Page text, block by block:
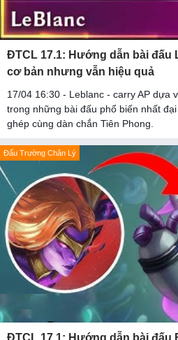
ĐTCL 17.1: Hướng dẫn bài đấu
cơ bản nhưng vẫn hiệu quả
17/04 16:30 - Leblanc - carry AP dựa
trong những bài đấu phổ biến nhất
ghép cùng dàn chắn Tiên Phong.
Đấu Trường Chân Lý
ĐTCL 17.1: Hướng dẫn bài đấu